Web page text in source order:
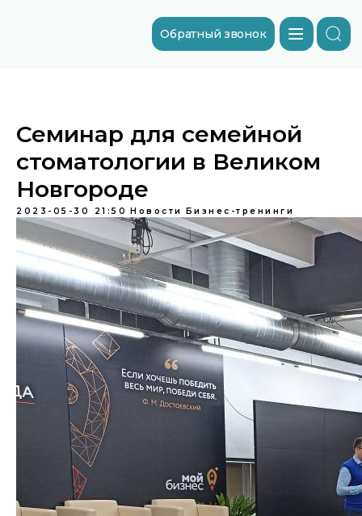
Обратный звонок
Семинар для семейной
стоматологии в Великом
Новгороде
2023-05-30 21:50 Новости Бизнес-тренинги